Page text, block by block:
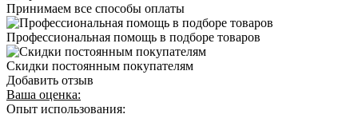
Принимаем все способы оплаты
Профессиональная помощь в подборе товаров
Скидки постоянным покупателям
Добавить отзыв
Ваша оценка:
Опыт использования: